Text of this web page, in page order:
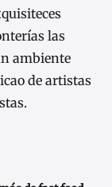
las
ambiente
de artistas